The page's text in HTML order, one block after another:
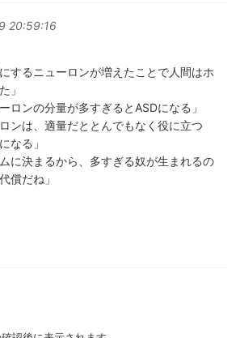
20:59:16
するニューロンが増えたことで人間はホ
」
ロンの分量が多すぎるとASDになる」
ンは、適量だととんでもなく役に立つ
なる」
に決まるから、多すぎる奴が生まれるの
償だね」